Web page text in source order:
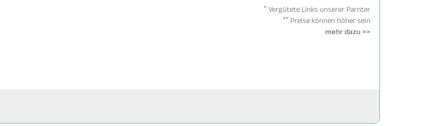
* Vergütete Links unserer Parnter
** Preise können höher sein
mehr dazu >>